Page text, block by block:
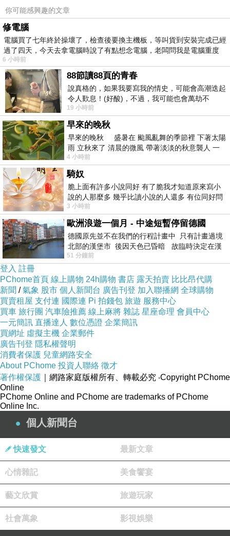
上，任由客人口水噴來噴去或手指摸來摸去，光是注重衛
生這一點，就值得給滿分
沾醬自取
另外有一些是季節性食材，部份似乎沒寫在價目表內，有
興趣的可以自己問，老闆說她們冬天還有隱藏版菜色「紅
燒獅子頭」
蝦捲：這種蝦捲跟一般人知道的台南蝦捲做法不一樣，外
層麵衣非常酥脆，內餡吃得到蝦肉、蝦漿、蔬菜，飽滿鮮
美鹹香夠味
你可能感興趣的文章
修電腦
電腦買了七年終於操壞了，檢查後要換主機板，等叫貨到安裝完成已經
過了四天，今天去拿電腦時說了有點想念電腦，老闆問我是電腦重度
6 小時前
88節讀88頁的青春
說真格的，如果我要寫我的情史，可能會高潮迭起
令人歎息！(好酸)，不過，我可能也會萬劫不
復...，每天跪鍵盤還是被判了花心的罪
19 小時前
早來的晚秋
早來的晚秋 盛暑在 颱風亂舞的季節裡 下著太陽
雨 立秋來了 清晨的微風 帶著淡淡的秋意襲人 一
下子 又被赤
4 小時前
騎奴
脆上面有許多小說同好 有了脆我才知道原來寫小
說的人那麼多 幾乎比讀小說的人還多 有位同好問
了一個問題 她說為什麼高中文學獎的
3 小時前
歐洲浪遊一個月 - 中途短暫停留德國
德國原先並不在我們的行程計畫中 只有計畫過境
北部的漢堡市 後因天色已昏暗 故臨時決定在漢
堡市吃晚餐和過夜
51 分鐘前
登入 註冊
PChome首頁 線上購物 24h購物 書店 露天拍賣 比比昂代購
新聞 /氣象 股市 個人新聞台 廣告刊登 加入聯播網 全球購物
買賣租屋 支付連 國際連 Pi 拍錢包 旅遊 服務中心
買車 旅行團 汽車險推薦 線上麻將 雜誌 星座命理 會員中心
一元簡訊 直播達人 數位憑證 企業簡訊
買網址 虛擬主機 企業郵件
廣告刊登 隱私權聲明
消費者保護 兒童網路安全
About PChome 投資人聯絡 徵才
著作權保護 ｜網路家庭版權所有、轉載必究 ‧Copyright PChome
Online
PChome Online and PChome are trademarks of PChome
Online Inc.
個人新聞台
快速發文 最新文章
心情雜記 美食饗宴
藝文欣賞 旅遊玩家
社會萬象 影視娛樂